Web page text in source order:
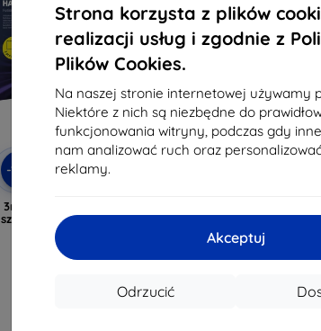
Strona korzysta z plików
realizacji usług i zgodnie z
Plików Cookies.
Na naszej stronie internetowej używamy
Niektóre z nich są niezbędne do
funkcjonowania witryny, podczas gdy
nam analizować ruch oraz
reklamy.
Akceptuj
Odrzucić
-10%
Zniżka z
kuponem
3mk Hardy Fusion Hybrid
szkło hartowane do Apple
MacBook Pro 14"
M1/M2/M3/M4/M5
124,89 zł
opakowanie -
14" M3 2024/M2 2023/
2021 (AFL06158)
205,90 zł
167,32 zł